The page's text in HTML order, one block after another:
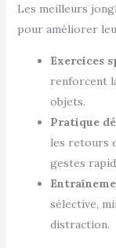
Les meilleurs
pour améliorer
Exercices
renforcent
objets.
Pratique
les retours
gestes
sélective,
distraction.